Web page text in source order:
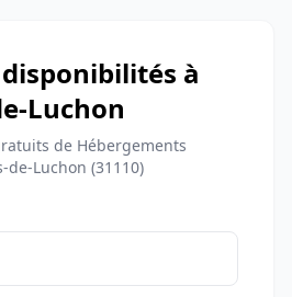
à
Luchon
de Hébergements
de-Luchon (31110)